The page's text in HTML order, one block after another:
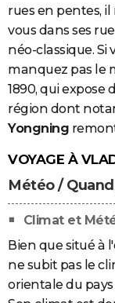
FORUM
rues en pentes, il
vous dans ses
néo-classique. Si
manquez pas le
1890, qui expose
région dont
Yongning
VOYAGE À
Météo /
Climat et
Bien que situé à
ne subit pas le
orientale du pays